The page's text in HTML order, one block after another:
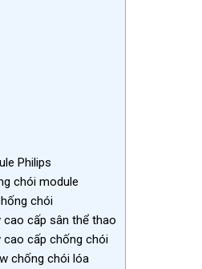
Philips
chói module
chói
cao cấp sân thể thao
cao cấp chống chói
chống chói lóa